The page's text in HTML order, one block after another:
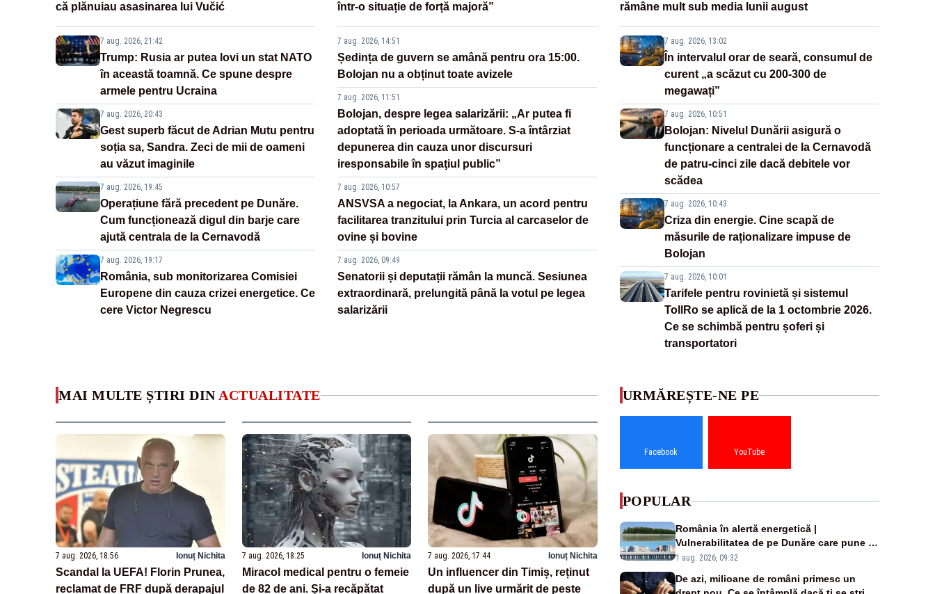
că plănuiau asasinarea lui Vučić
7 aug. 2026, 21:42
Trump: Rusia ar putea lovi un stat NATO
în această toamnă. Ce spune despre
armele pentru Ucraina
7 aug. 2026, 20:43
Gest superb făcut de Adrian Mutu pentru
soția sa, Sandra. Zeci de mii de oameni
au văzut imaginile
7 aug. 2026, 19:45
Operațiune fără precedent pe Dunăre.
Cum funcționează digul din barje care
ajută centrala de la Cernavodă
7 aug. 2026, 19:17
România, sub monitorizarea Comisiei
Europene din cauza crizei energetice. Ce
cere Victor Negrescu
într-o situație de forță majoră”
7 aug. 2026, 14:51
Ședința de guvern se amână pentru ora 15:00.
Bolojan nu a obținut toate avizele
7 aug. 2026, 11:51
Bolojan, despre legea salarizării: „Ar putea fi
adoptată în perioada următoare. S-a întârziat
depunerea din cauza unor discursuri
iresponsabile în spaţiul public”
7 aug. 2026, 10:57
ANSVSA a negociat, la Ankara, un acord pentru
facilitarea tranzitului prin Turcia al carcaselor de
ovine și bovine
7 aug. 2026, 09:49
Senatorii și deputații rămân la muncă. Sesiunea
extraordinară, prelungită până la votul pe legea
salarizării
rămâne mult sub media lunii august
7 aug. 2026, 13:02
În intervalul orar de seară, consumul de
curent „a scăzut cu 200-300 de
megawați”
7 aug. 2026, 10:51
Bolojan: Nivelul Dunării asigură o
funcționare a centralei de la Cernavodă
de patru-cinci zile dacă debitele vor
scădea
7 aug. 2026, 10:43
Criza din energie. Cine scapă de
măsurile de raționalizare impuse de
Bolojan
7 aug. 2026, 10:01
Tarifele pentru rovinietă și sistemul
TollRo se aplică de la 1 octombrie 2026.
Ce se schimbă pentru șoferi și
transportatori
MAI MULTE ȘTIRI DIN ACTUALITATE
7 aug. 2026, 18:56 Ionuț Nichita
Scandal la UEFA! Florin Prunea,
reclamat de FRF după derapajul
7 aug. 2026, 18:25 Ionuț Nichita
Miracol medical pentru o femeie
de 82 de ani. Și-a recăpătat
7 aug. 2026, 17:44 Ionuț Nichita
Un influencer din Timiș, reținut
după un live urmărit de peste
URMĂREȘTE-NE PE
Facebook YouTube
POPULAR
România în alertă energetică |
Vulnerabilitatea de pe Dunăre care pune în
pericol Centrala Cernavodă era cunoscută
1 aug. 2026, 09:32
De azi, milioane de români primesc un